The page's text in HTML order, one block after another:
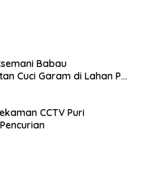
Babau
Cuci Garam di Lahan PT.
CCTV Puri